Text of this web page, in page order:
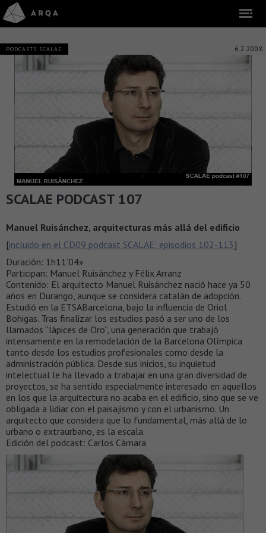
PODCASTS SCALAE 6.2.2008
SCALAE PODCAST 107
Manuel Ruisánchez, arquitecturas más allá del edificio
[incluido en el CD09 podcast SCALAE: episodios 102-113]
Duración: 1h11’04»
Participan: Manuel Ruisánchez y Félix Arranz
Contenido: El arquitecto Manuel Ruisánchez nació hace ya 50
años en Durango, aunque se considera catalán de adopción.
Estudió en la ETSABarcelona, bajo la influencia de Oriol
Bohigas. Tras finalizar los estudios pasó a ser uno de los
llamados “lápices de Oro”, una generación que trabajó
intensamente en la remodelación de la Barcelona Olímpica
tanto desde los estudios profesionales como desde la
administración pública. Desde sus inicios, su inquietud
intelectual le ha llevado a trabajar en una gran diversidad de
proyectos, se ha sentido especialmente interesado en aquellos
en los que la arquitectura no acaba en el edificio, sino que se ve
obligada a lidiar con el paisajismo y con el urbanismo. Un
arquitecto que considera que lo fundamental, más allá de lo
urbano o extraurbano, es la escala.
Edición del podcast: Carlos Cámara